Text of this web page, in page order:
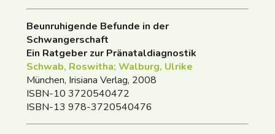
Beunruhigende Befunde in der
Schwangerschaft
Ein Ratgeber zur Pränataldiagnostik
Schwab, Roswitha; Walburg, Ulrike
München, Irisiana Verlag, 2008
ISBN-10 3720540472
ISBN-13 978-3720540476